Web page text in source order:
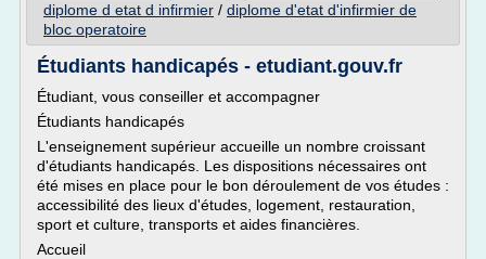
diplome d etat d infirmier / diplome d'etat d'infirmier de
bloc operatoire
Étudiants handicapés - etudiant.gouv.fr
Étudiant, vous conseiller et accompagner
Étudiants handicapés
L'enseignement supérieur accueille un nombre croissant
d'étudiants handicapés. Les dispositions nécessaires ont
été mises en place pour le bon déroulement de vos études :
accessibilité des lieux d'études, logement, restauration,
sport et culture, transports et aides financières.
Accueil